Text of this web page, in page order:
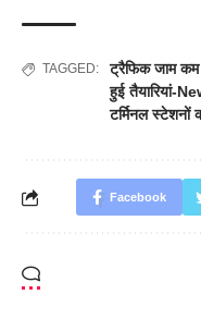
TAGGED:
ट्रैफिक जाम कम
हुई तैयारियां-
टर्मिनल स्टेशनों
Facebook